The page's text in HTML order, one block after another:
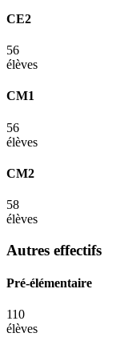
CE2
56
élèves
CM1
56
élèves
CM2
58
élèves
Autres effectifs
Pré-élémentaire
110
élèves